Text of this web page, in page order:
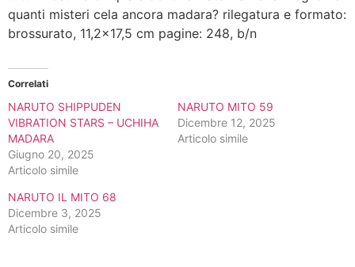
quanti misteri cela ancora madara? rilegatura e formato:
brossurato, 11,2×17,5 cm pagine: 248, b/n
Correlati
NARUTO SHIPPUDEN
VIBRATION STARS – UCHIHA
MADARA
Giugno 20, 2025
Articolo simile
NARUTO MITO 59
Dicembre 12, 2025
Articolo simile
NARUTO IL MITO 68
Dicembre 3, 2025
Articolo simile